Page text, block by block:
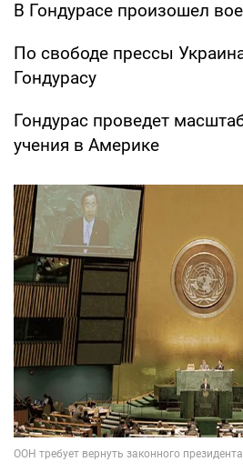
В Гондурасе произошел
По свободе прессы
Гондурасу
Гондурас проведет
учения в Америке